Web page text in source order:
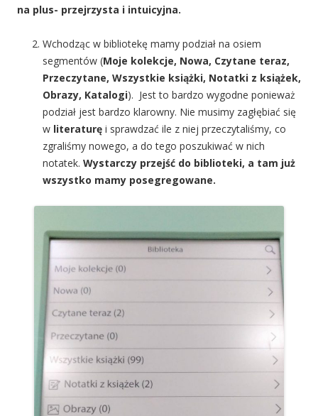
na plus- przejrzysta i intuicyjna.
Wchodząc w bibliotekę mamy podział na osiem
segmentów (Moje kolekcje, Nowa, Czytane teraz,
Przeczytane, Wszystkie książki, Notatki z książek,
Obrazy, Katalogi). Jest to bardzo wygodne ponieważ
podział jest bardzo klarowny. Nie musimy zagłębiać się
w literaturę i sprawdzać ile z niej przeczytaliśmy, co
zgraliśmy nowego, a do tego poszukiwać w nich
notatek. Wystarczy przejść do biblioteki, a tam już
wszystko mamy posegregowane.